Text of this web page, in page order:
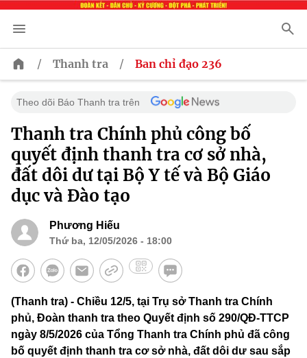
/ Thanh tra / Ban chỉ đạo 236
Theo dõi Báo Thanh tra trên
Thanh tra Chính phủ công bố
quyết định thanh tra cơ sở nhà,
đất dôi dư tại Bộ Y tế và Bộ Giáo
dục và Đào tạo
Phương Hiếu
Thứ ba, 12/05/2026 - 18:00
(Thanh tra) - Chiều 12/5, tại Trụ sở Thanh tra Chính
phủ, Đoàn thanh tra theo Quyết định số 290/QĐ-TTCP
ngày 8/5/2026 của Tổng Thanh tra Chính phủ đã công
bố quyết định thanh tra cơ sở nhà, đất dôi dư sau sắp